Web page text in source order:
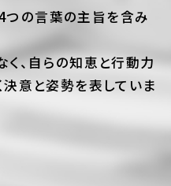
つの言葉の主旨を含み
、自らの知恵と行動力
意と姿勢を表していま